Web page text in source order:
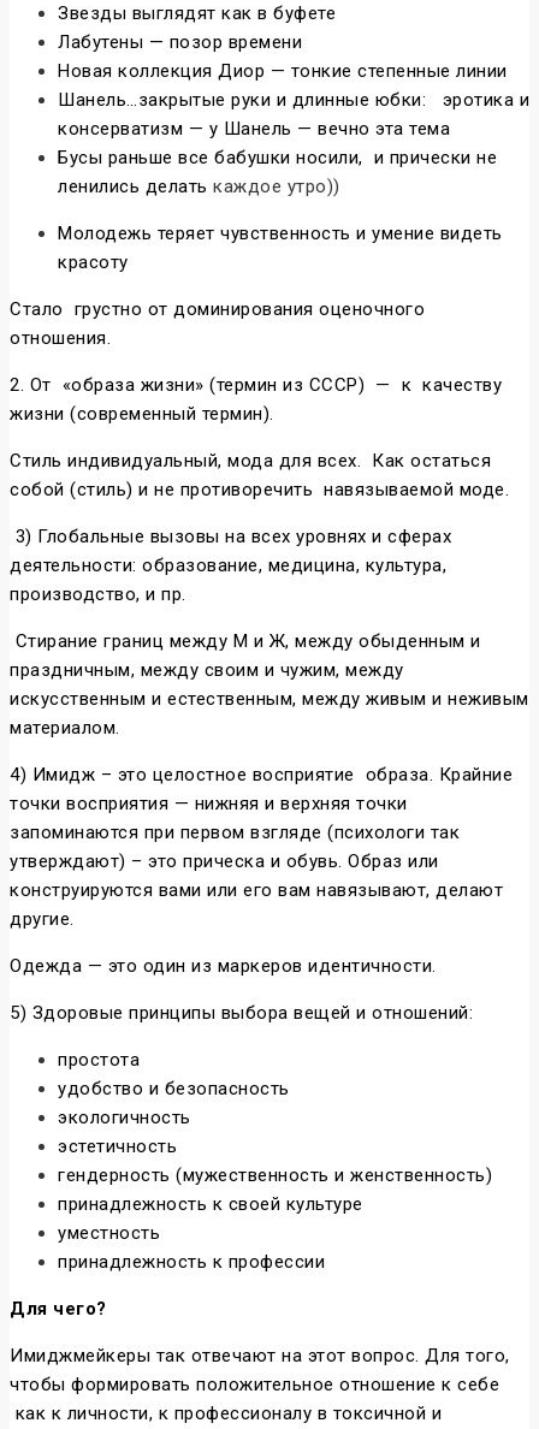
Звезды выглядят как в буфете
Лабутены — позор времени
Новая коллекция Диор — тонкие степенные линии
Шанель…закрытые руки и длинные юбки: эротика и
консерватизм — у Шанель — вечно эта тема
Бусы раньше все бабушки носили, и прически не
ленились делать каждое утро))
Молодежь теряет чувственность и умение видеть
красоту
Стало грустно от доминирования оценочного
отношения.
2. От «образа жизни» (термин из СССР) — к качеству
жизни (современный термин).
Стиль индивидуальный, мода для всех. Как остаться
собой (стиль) и не противоречить навязываемой моде.
3) Глобальные вызовы на всех уровнях и сферах
деятельности: образование, медицина, культура,
производство, и пр.
Стирание границ между М и Ж, между обыденным и
праздничным, между своим и чужим, между
искусственным и естественным, между живым и неживым
материалом.
4) Имидж – это целостное восприятие образа. Крайние
точки восприятия — нижняя и верхняя точки
запоминаются при первом взгляде (психологи так
утверждают) – это прическа и обувь. Образ или
конструируются вами или его вам навязывают, делают
другие.
Одежда — это один из маркеров идентичности.
5) Здоровые принципы выбора вещей и отношений:
простота
удобство и безопасность
экологичность
эстетичность
гендерность (мужественность и женственность)
принадлежность к своей культуре
уместность
принадлежность к профессии
Для чего?
Имиджмейкеры так отвечают на этот вопрос. Для того,
чтобы формировать положительное отношение к себе
как к личности, к профессионалу в токсичной и